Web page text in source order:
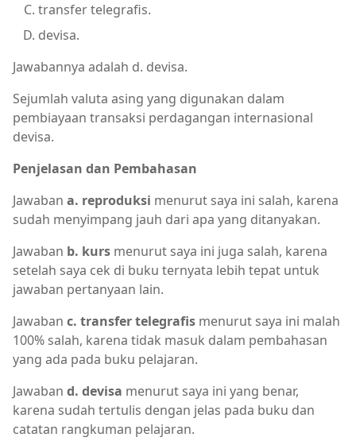
transfer telegrafis.
devisa.
Jawabannya adalah d. devisa.
Sejumlah valuta asing yang digunakan dalam
pembiayaan transaksi perdagangan internasional
devisa.
Penjelasan dan Pembahasan
Jawaban a. reproduksi menurut saya ini salah, karena
sudah menyimpang jauh dari apa yang ditanyakan.
Jawaban b. kurs menurut saya ini juga salah, karena
setelah saya cek di buku ternyata lebih tepat untuk
jawaban pertanyaan lain.
Jawaban c. transfer telegrafis menurut saya ini malah
100% salah, karena tidak masuk dalam pembahasan
yang ada pada buku pelajaran.
Jawaban d. devisa menurut saya ini yang benar,
karena sudah tertulis dengan jelas pada buku dan
catatan rangkuman pelajaran.